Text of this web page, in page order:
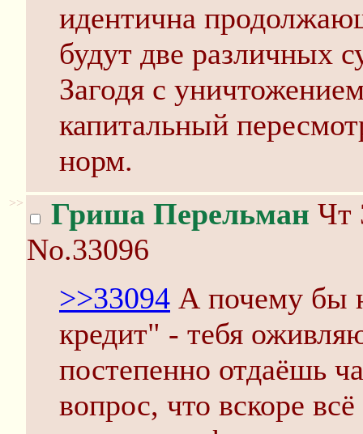
идентична
будут две различных
Загодя с
капитальный
норм.
>> Гриша Перельман Чт
No.33096
>>33094 А почему бы
кредит" - тебя
постепенно отдаёшь
вопрос, что вскоре